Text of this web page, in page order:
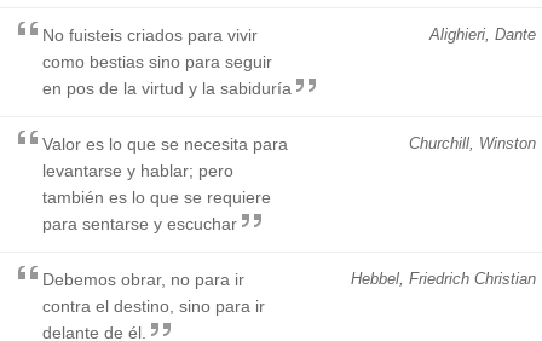
Alighieri, Dante
No fuisteis criados para vivir
como bestias sino para seguir
en pos de la virtud y la sabiduría
Churchill, Winston
Valor es lo que se necesita para
levantarse y hablar; pero
también es lo que se requiere
para sentarse y escuchar
Hebbel, Friedrich Christian
Debemos obrar, no para ir
contra el destino, sino para ir
delante de él.